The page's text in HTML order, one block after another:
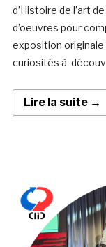
d’Histoire de l’art
d’oeuvres pour
exposition
curiosités à
Lire la suite →